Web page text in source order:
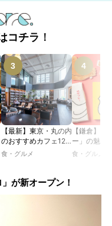
コチラ！
【最新】東京・丸の内
のおすすめカフェ12
選｜ひとりでゆったり
るカフェ、優雅なホテ
食・グルメ
【鎌倉】「
ー」の魅力
説！ 定番商
食・グルメ
が新オープン！